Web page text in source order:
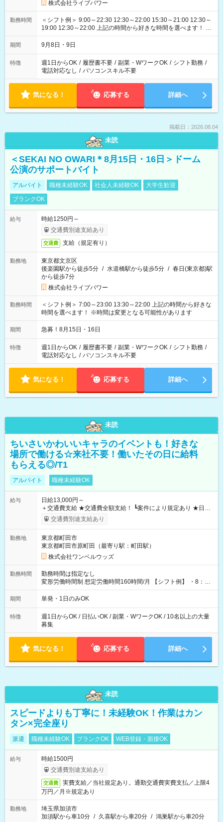
株式会社ライブパワー
勤務時間
＜シフト例＞ 9:00～22:30 12:30～22:00 15:30～21:00 12:30～
19:00 12:30～22:00 上記の時間から好きな時間を選べます！ ※
時間は変更となる可能性があります
期間 9月8日・9日
特徴 週1日からOK / 履歴書不要 / 副業・WワークOK / シフト勤務 /
電話対応なし / パソコンスキル不要
気になる！ 応募する 詳細へ
掲載日：2026.08.04
未読
＜SEKAI NO OWARI＊8月15日・16日＞ドーム
公演のサポートバイト
アルバイト 職種未経験OK 社会人未経験OK
大学生歓迎
ブランクOK
給与
時給1250円～
交通費別途支給あり
交通費 支給（規定有り）
勤務地
東京都文京区
後楽園駅から徒歩5分 / 水道橋駅から徒歩5分 / 春日(東京都)駅
から徒歩7分
株式会社ライブパワー
勤務時間
＜シフト例＞ 7:00～23:00 13:30～22:00 上記の時間から好きな
時間を選べます！ ※時間は変更となる可能性があります
期間 急募！8月15日・16日
特徴 週1日からOK / 履歴書不要 / 副業・WワークOK / シフト勤務 /
電話対応なし / パソコンスキル不要
気になる！ 応募する 詳細へ
未読
ちいさいかわいいキャラのイベントも！好きな
場所で働ける☆来社不要！働いたその日に給料
もらえる◎/T1
アルバイト 職種未経験OK
給与
日給13,000円～
＋交通費支給 ★交通費全額支給！ ┗案件により規定あり ★日払
いOK！（規定あり） ┗働いたその日に現金GET♪ お仕事後はコ
ンビニATMから 日払い分を引き落とせます！ 【試用期間】試
交通費別途支給あり
勤務地
東京都町田市
東京都町田市原町田（最寄り駅：町田駅）
株式会社ワンベルウッズ
勤務時間
勤務時間は指定なし
変形労働時間制 想定労働時間160時間/月 【シフト例】 ・8：00
～21：00
期間 単発・1日のみOK
特徴
週1日からOK / 日払いOK / 副業・WワークOK / 10名以上の大量
募集
気になる！ 応募する 詳細へ
未読
スピードよりも丁寧に！未経験OK！作業はカン
タン×完全座り
派遣 職種未経験OK ブランクOK WEB登録・面接OK
給与
時給1500円
交通費別途支給あり
交通費
実費支給／当社規定あり。通勤交通費実費支払／上限4
万円／月※規定あり
勤務地
埼玉県加須市
加須駅から車10分 / 久喜駅から車20分 / 鴻巣駅から車20分